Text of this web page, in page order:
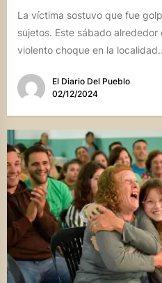
La víctima sostuvo que fue
sujetos. Este sábado
violento choque en la
El Diario Del Pueblo
02/12/2024